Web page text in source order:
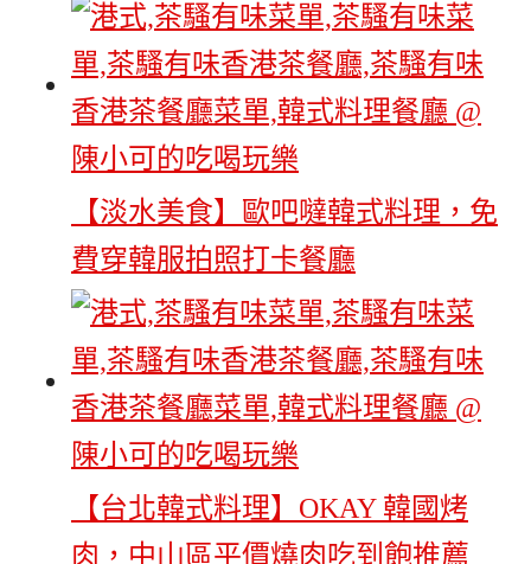
【淡水美食】歐吧噠韓式料理，免
費穿韓服拍照打卡餐廳
【台北韓式料理】OKAY 韓國烤
肉，中山區平價燒肉吃到飽推薦